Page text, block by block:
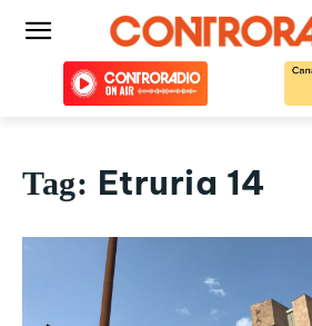
Tag: Etruria 14